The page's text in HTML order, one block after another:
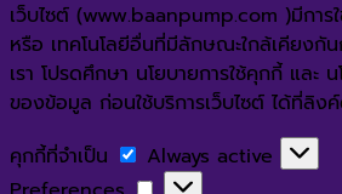
เว็บไซต์ (www.baanpump.com )มีการ
หรือ เทคโนโลยีอื่นที่มีลักษณะใกล้เคียงกั
เรา โปรดศึกษา นโยบายการใช้คุกกี้ และ
ของข้อมูล ก่อนใช้บริการเว็บไซต์ ได้ที่ลิง
คุกกี้ที่จำเป็น
คุกกี้
ที่
Always active
Preferences